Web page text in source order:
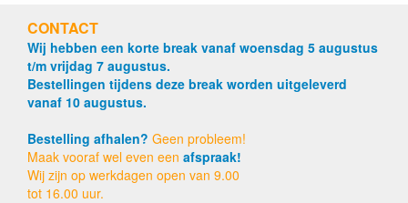
CONTACT
Wij hebben een korte break vanaf woensdag 5 augustus
t/m vrijdag 7 augustus.
Bestellingen tijdens deze break worden uitgeleverd
vanaf 10 augustus.
Bestelling afhalen? Geen probleem!
Maak vooraf wel even een afspraak!
Wij zijn op werkdagen open van 9.00
tot 16.00 uur.